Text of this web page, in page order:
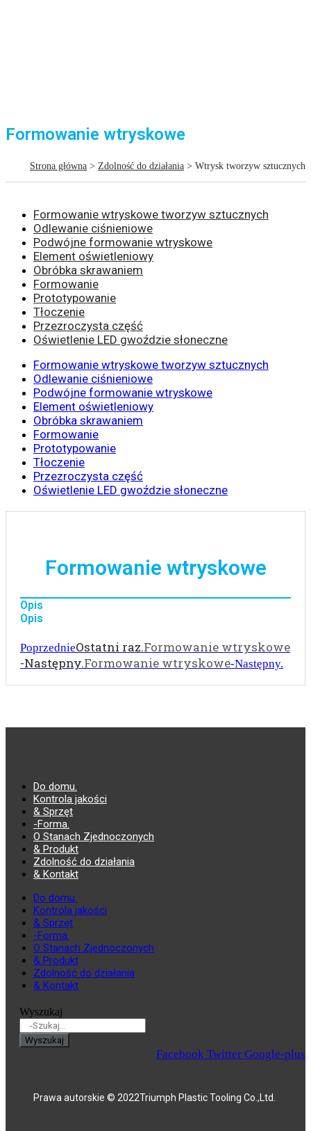
Formowanie wtryskowe
Strona główna > Zdolność do działania > Wtrysk tworzyw sztucznych
Formowanie wtryskowe tworzyw sztucznych
Odlewanie ciśnieniowe
Podwójne formowanie wtryskowe
Element oświetleniowy
Obróbka skrawaniem
Formowanie
Prototypowanie
Tłoczenie
Przezroczysta część
Oświetlenie LED gwoździe słoneczne
Formowanie wtryskowe tworzyw sztucznych
Odlewanie ciśnieniowe
Podwójne formowanie wtryskowe
Element oświetleniowy
Obróbka skrawaniem
Formowanie
Prototypowanie
Tłoczenie
Przezroczysta część
Oświetlenie LED gwoździe słoneczne
Formowanie wtryskowe
Opis
Opis
PoprzednieOstatni raz.Formowanie wtryskowe
-Następny.Formowanie wtryskowe-Następny.
Do domu.
Kontrola jakości
& Sprzęt
-Forma.
O Stanach Zjednoczonych
& Produkt
Zdolność do działania
& Kontakt
Do domu.
Kontrola jakości
& Sprzęt
-Forma.
O Stanach Zjednoczonych
& Produkt
Zdolność do działania
& Kontakt
Wyszukaj
Wyszukaj
Facebook Twitter Google-plus
Prawa autorskie © 2022Triumph Plastic Tooling Co.,Ltd.